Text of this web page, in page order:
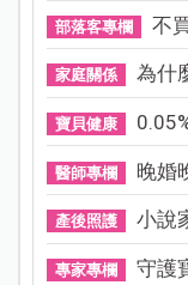
部落客專欄 不
家庭關係 為什
寶貝健康
醫師專欄 晚婚
產後照護 小說
專家專欄 守護